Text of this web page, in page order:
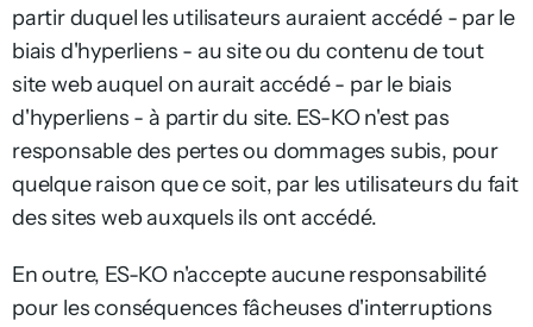
partir duquel les utilisateurs auraient accédé - par le
biais d'hyperliens - au site ou du contenu de tout
site web auquel on aurait accédé - par le biais
d'hyperliens - à partir du site. ES-KO n'est pas
responsable des pertes ou dommages subis, pour
quelque raison que ce soit, par les utilisateurs du fait
des sites web auxquels ils ont accédé.
En outre, ES-KO n'accepte aucune responsabilité
pour les conséquences fâcheuses d'interruptions